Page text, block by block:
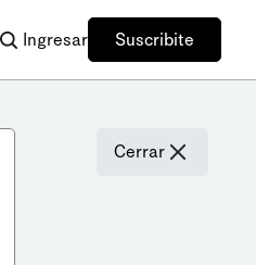
Ingresar Suscribite
Cerrar